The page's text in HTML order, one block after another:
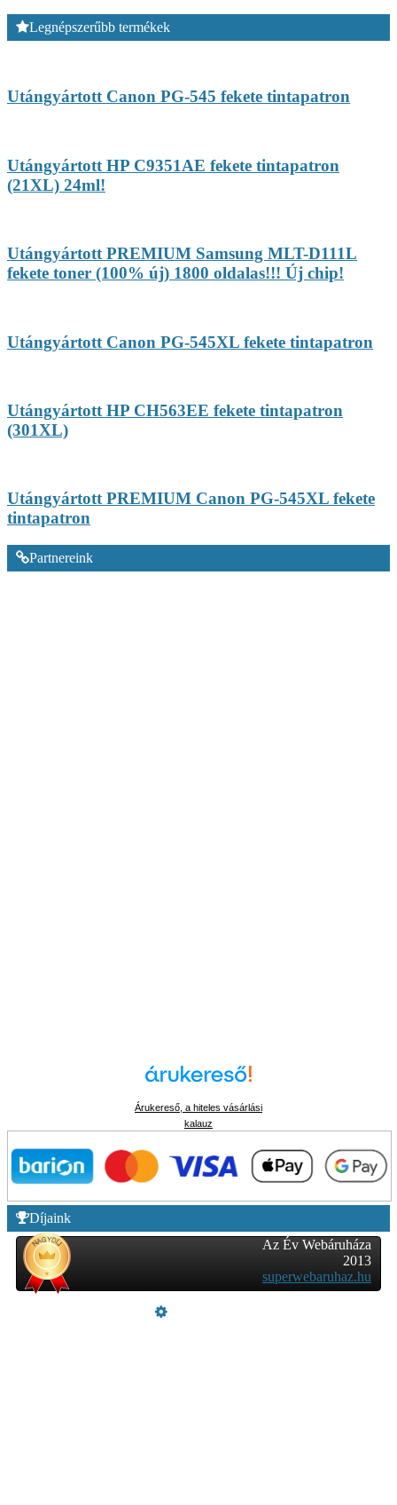
Legnépszerűbb termékek
Utángyártott Canon PG-545 fekete tintapatron
Utángyártott HP C9351AE fekete tintapatron
(21XL) 24ml!
Utángyártott PREMIUM Samsung MLT-D111L
fekete toner (100% új) 1800 oldalas!!! Új chip!
Utángyártott Canon PG-545XL fekete tintapatron
Utángyártott HP CH563EE fekete tintapatron
(301XL)
Utángyártott PREMIUM Canon PG-545XL fekete
tintapatron
Partnereink
Árukereső, a hiteles vásárlási
kalauz
Díjaink
Az Év Webáruháza
2013
superwebaruhaz.hu